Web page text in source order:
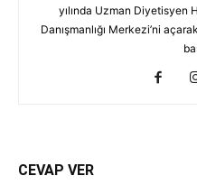
yılında Uzman Diyetisyen
Danışmanlığı Merkezi’ni
CEVAP VER